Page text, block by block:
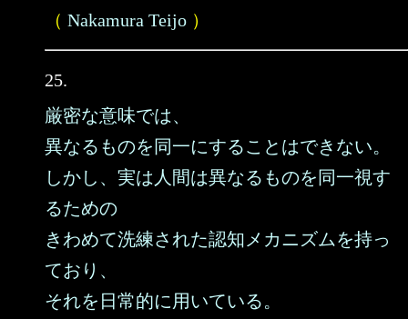
（ Nakamura Teijo ）
25.
厳密な意味では、
異なるものを同一にすることはできない。
しかし、実は人間は異なるものを同一視す
るための
きわめて洗練された認知メカニズムを持っ
ており、
それを日常的に用いている。